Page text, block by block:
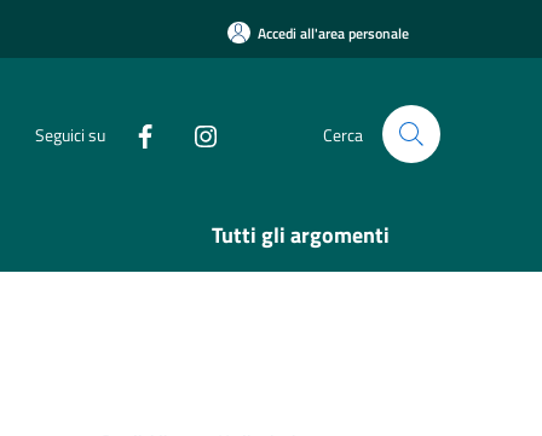
Accedi all'area personale
Seguici su Cerca
Tutti gli argomenti